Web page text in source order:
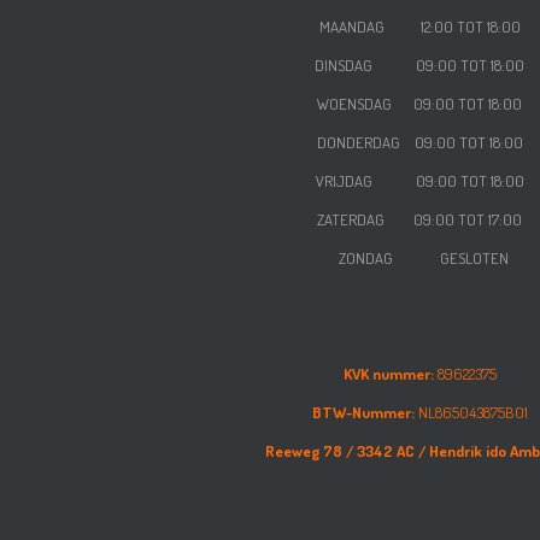
MAANDAG 12:00 TOT 18:00
DINSDAG 09:00 TOT 18:00
WOENSDAG 09:00 TOT 18:00
DONDERDAG 09:00 TOT 18:00
VRIJDAG
09:00 TOT 18:00
ZATERDAG 09:00 TOT 17:00
ZONDAG GESLOTEN
KVK nummer:89622375
BTW-Nummer:NL865043875B01
Reeweg 78 /3342 AC / Hendrik ido